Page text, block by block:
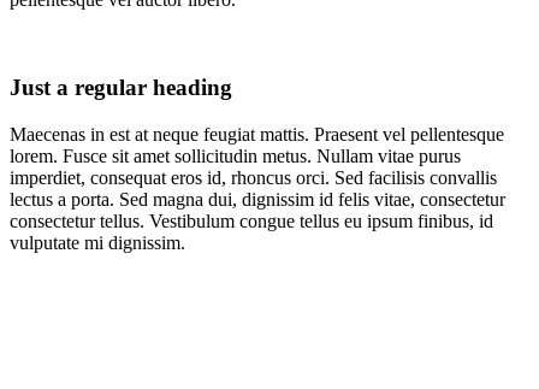
Just a regular heading
Maecenas in est at neque feugiat mattis. Praesent vel pellentesque
lorem. Fusce sit amet sollicitudin metus. Nullam vitae purus
imperdiet, consequat eros id, rhoncus orci. Sed facilisis convallis
lectus a porta. Sed magna dui, dignissim id felis vitae, consectetur
consectetur tellus. Vestibulum congue tellus eu ipsum finibus, id
vulputate mi dignissim.